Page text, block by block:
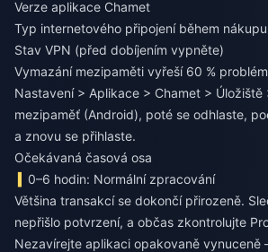
Verze aplikace Chamet
Typ internetového připojení během nákupu
Stav VPN (před dobíjením vypněte)
Vymazání mezipaměti vyřeší 60 %
Nastavení > Aplikace > Chamet > Úložiště
mezipaměť (Android), poté se odhlaste,
a znovu se přihlaste.
Očekávaná časová osa
0–6 hodin: Normální zpracování
Většina transakcí se dokončí přirozeně.
nepřišlo potvrzení, a občas zkontrolujte
Nezavírejte aplikaci opakovaně vynuceně